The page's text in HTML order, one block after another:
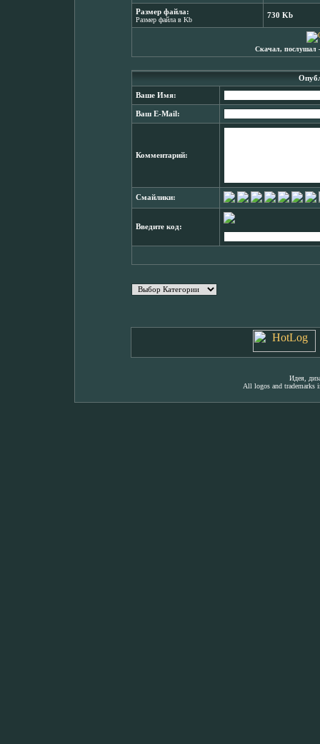
Размер файла:
Размер файла в Kb
730 Kb
Скачал, послушал
Ваше Имя:
Ваш E-Mail:
Комментарий:
Смайлики:
Введите код:
Идея,
All logos and trademarks